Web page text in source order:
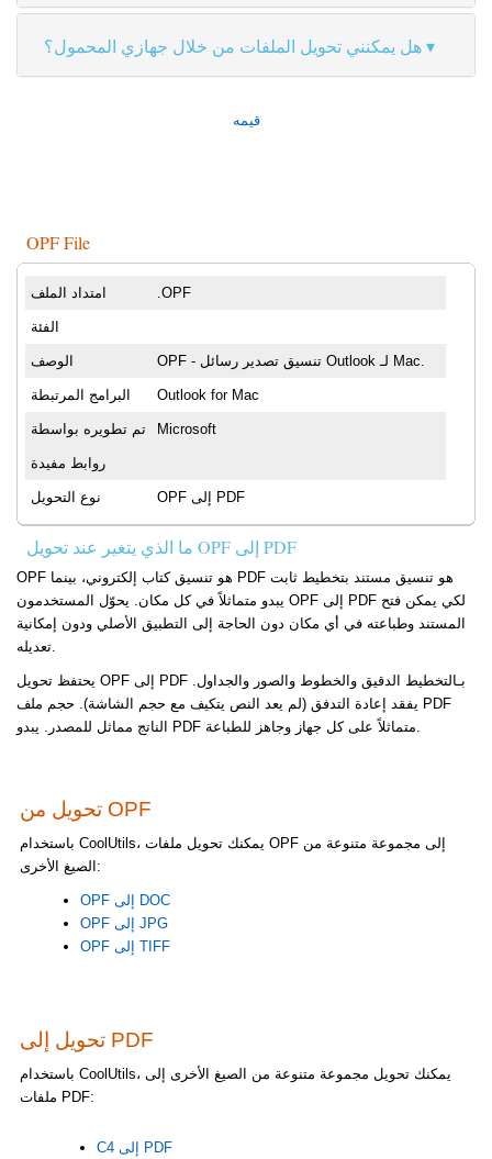
هل يمكنني تحويل الملفات من خلال جهازي المحمول؟
قيمه
OPF File
امتداد الملف .OPF
الفئة
الوصف OPF - تنسيق تصدير رسائل Outlook لـ Mac.
البرامج المرتبطة Outlook for Mac
تم تطويره بواسطة Microsoft
روابط مفيدة
نوع التحويل OPF إلى PDF
ما الذي يتغير عند تحويل OPF إلى PDF
OPF هو تنسيق كتاب إلكتروني، بينما PDF هو تنسيق مستند بتخطيط ثابت
يبدو متماثلاً في كل مكان. يحوّل المستخدمون OPF إلى PDF لكي يمكن فتح
المستند وطباعته في أي مكان دون الحاجة إلى التطبيق الأصلي ودون إمكانية
تعديله.
يحتفظ تحويل OPF إلى PDF بـالتخطيط الدقيق والخطوط والصور والجداول.
يفقد إعادة التدفق (لم يعد النص يتكيف مع حجم الشاشة). حجم ملف PDF
الناتج مماثل للمصدر. يبدو PDF متماثلاً على كل جهاز وجاهز للطباعة.
تحويل من OPF
باستخدام CoolUtils، يمكنك تحويل ملفات OPF إلى مجموعة متنوعة من
الصيغ الأخرى:
OPF إلى DOC
OPF إلى JPG
OPF إلى TIFF
تحويل إلى PDF
باستخدام CoolUtils، يمكنك تحويل مجموعة متنوعة من الصيغ الأخرى إلى
ملفات PDF:
C4 إلى PDF